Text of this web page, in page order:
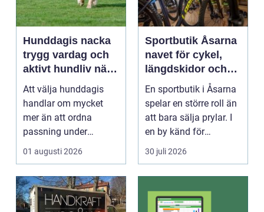
Hunddagis nacka
trygg vardag och
aktivt hundliv nära
stan
Att välja hunddagis
handlar om mycket
mer än att ordna
passning under
arbetsdagen. För
många hundäga...
01 augusti 2026
Sportbutik Åsarna
navet för cykel,
längdskidor och
löpning i södra
jämtland
En sportbutik i Åsarna
spelar en större roll än
att bara sälja prylar. I
en by känd för
längdskidåkn...
30 juli 2026